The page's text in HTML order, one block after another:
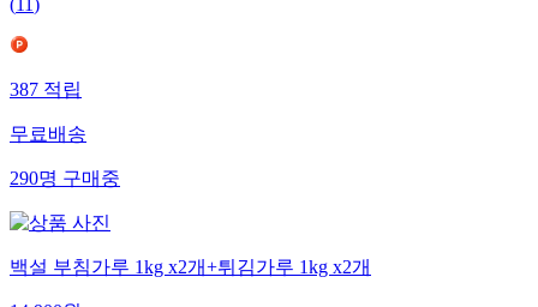
(11)
387적립
무료배송
290명구매중
백설 부침가루 1kg x2개+튀김가루 1kg x2개